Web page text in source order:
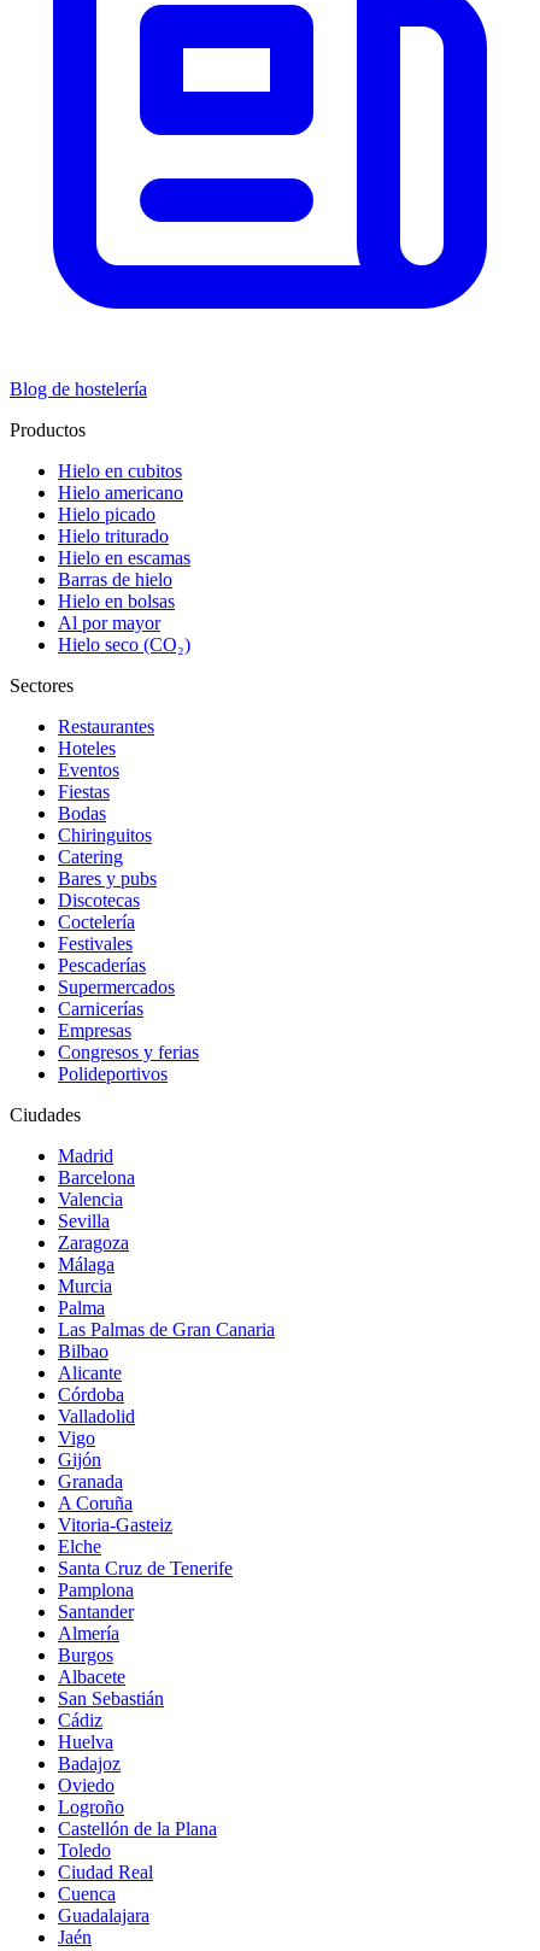
Blog de hostelería
Productos
Hielo en cubitos
Hielo americano
Hielo picado
Hielo triturado
Hielo en escamas
Barras de hielo
Hielo en bolsas
Al por mayor
Hielo seco (CO₂)
Sectores
Restaurantes
Hoteles
Eventos
Fiestas
Bodas
Chiringuitos
Catering
Bares y pubs
Discotecas
Coctelería
Festivales
Pescaderías
Supermercados
Carnicerías
Empresas
Congresos y ferias
Polideportivos
Ciudades
Madrid
Barcelona
Valencia
Sevilla
Zaragoza
Málaga
Murcia
Palma
Las Palmas de Gran Canaria
Bilbao
Alicante
Córdoba
Valladolid
Vigo
Gijón
Granada
A Coruña
Vitoria-Gasteiz
Elche
Santa Cruz de Tenerife
Pamplona
Santander
Almería
Burgos
Albacete
San Sebastián
Cádiz
Huelva
Badajoz
Oviedo
Logroño
Castellón de la Plana
Toledo
Ciudad Real
Cuenca
Guadalajara
Jaén